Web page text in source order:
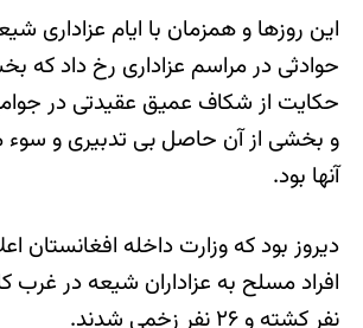
این روزها و همزمان با ایام عزاداری
حوادثی در مراسم عزاداری رخ داد که
حکایت از شکاف عمیق عقیدتی در
و بخشی از آن حاصل بی تدبیری و سوء
آنها بود.
دیروز بود که وزارت داخله افغانستان
نفر کشته و ۲۶ نفر زخمی شدند.